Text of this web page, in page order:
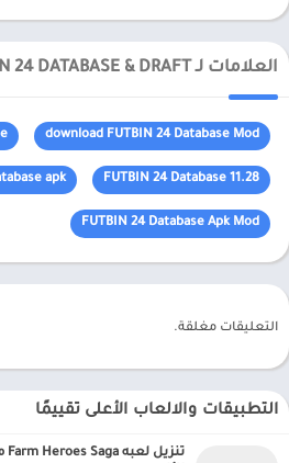
العلامات لـ FUTBIN 24 DATABASE & DRAFT
download FUTBIN 24 Database Mod
FUTBIN 24 Database 11.28
apk
FUTBIN 24 Database Apk Mod
التعليقات مغلقة.
التطبيقات والالعاب الأعلى تقييمًا